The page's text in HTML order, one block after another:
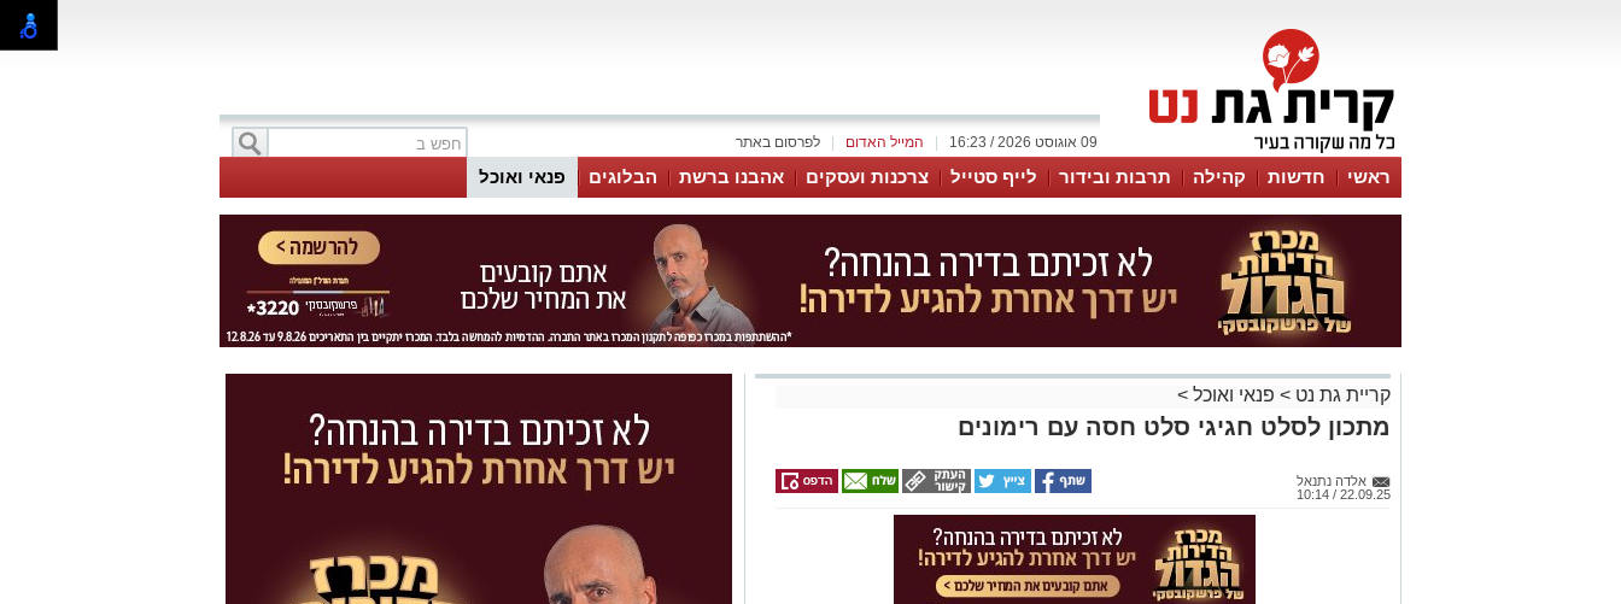
לפרסום באתר המייל האדום 09 אוגוסט 2026 / 16:23
ראשי חדשות קהילה תרבות ובידור לייף סטייל צרכנות ועסקים אהבנו ברשת הבלוגים פנאי ואוכל
קריית גת נט > פנאי ואוכל >
מתכון לסלט חגיגי סלט חסה עם רימונים
אלדה נתנאל
22.09.25 / 10:14